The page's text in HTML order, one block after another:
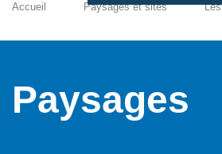
Accueil Paysages et sites
Paysages